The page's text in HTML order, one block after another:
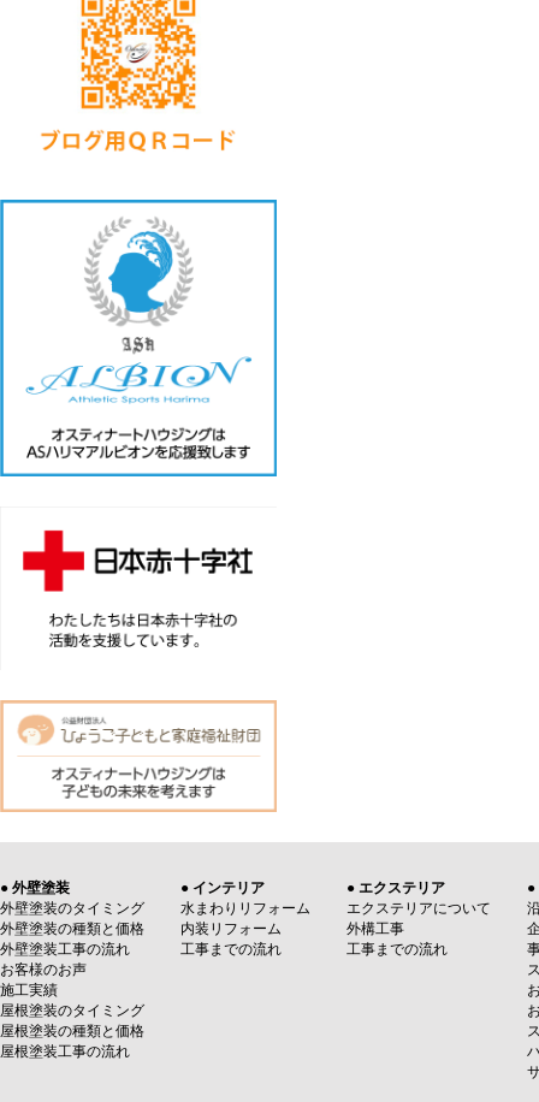
● 外壁塗装
外壁塗装のタイミング
外壁塗装の種類と価格
外壁塗装工事の流れ
お客様のお声
施工実績
屋根塗装のタイミング
屋根塗装の種類と価格
屋根塗装工事の流れ
● インテリア
水まわりリフォーム
内装リフォーム
工事までの流れ
● エクステリア
エクステリアについて
外構工事
工事までの流れ
●